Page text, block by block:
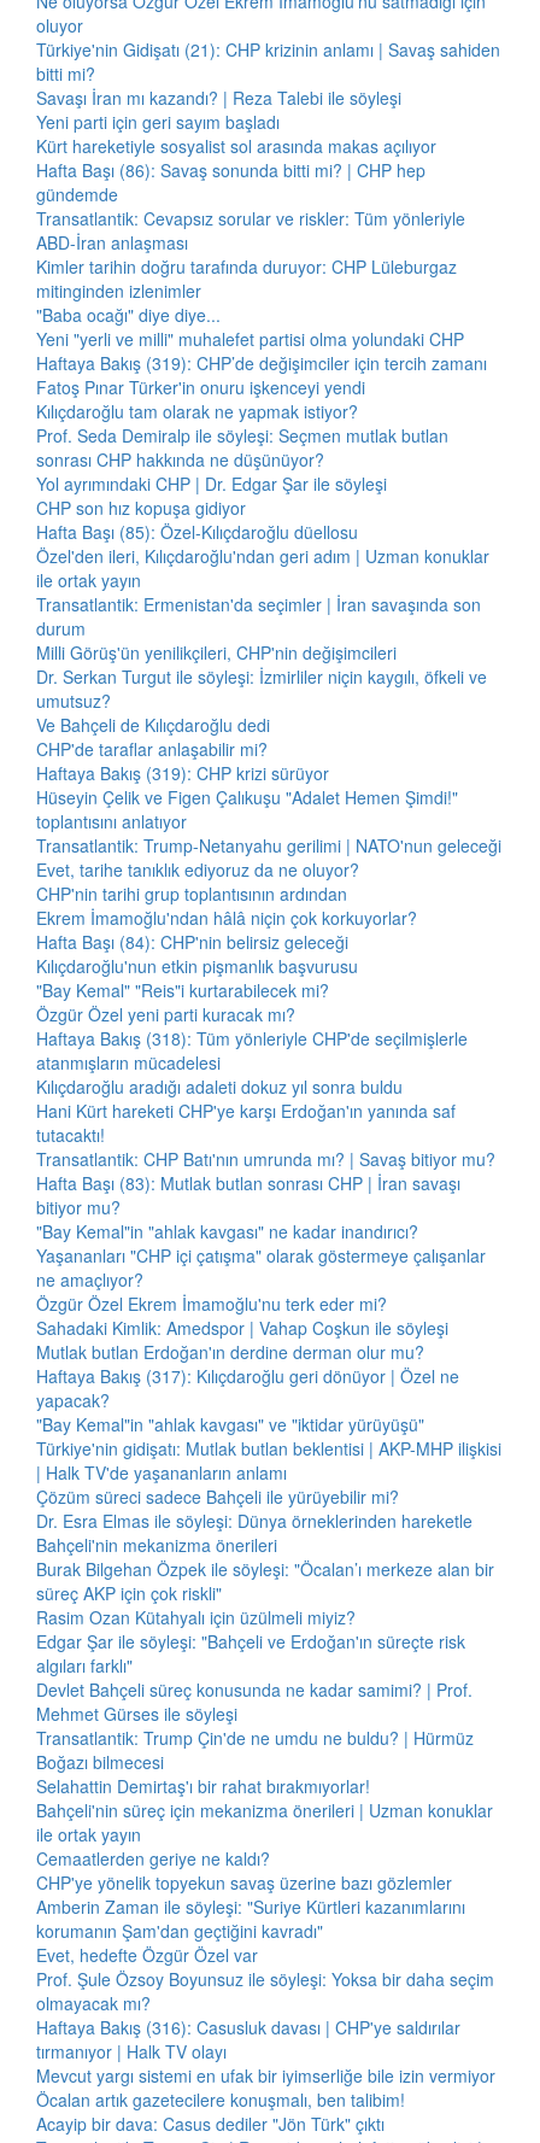
oluyor
Türkiye'nin Gidişatı (21): CHP krizinin anlamı | Savaş sahiden
bitti mi?
Savaşı İran mı kazandı? | Reza Talebi ile söyleşi
Yeni parti için geri sayım başladı
Kürt hareketiyle sosyalist sol arasında makas açılıyor
Hafta Başı (86): Savaş sonunda bitti mi? | CHP hep
gündemde
Transatlantik: Cevapsız sorular ve riskler: Tüm yönleriyle
ABD-İran anlaşması
Kimler tarihin doğru tarafında duruyor: CHP Lüleburgaz
mitinginden izlenimler
"Baba ocağı" diye diye...
Yeni "yerli ve milli" muhalefet partisi olma yolundaki CHP
Haftaya Bakış (319): CHP’de değişimciler için tercih zamanı
Fatoş Pınar Türker'in onuru işkenceyi yendi
Kılıçdaroğlu tam olarak ne yapmak istiyor?
Prof. Seda Demiralp ile söyleşi: Seçmen mutlak butlan
sonrası CHP hakkında ne düşünüyor?
Yol ayrımındaki CHP | Dr. Edgar Şar ile söyleşi
CHP son hız kopuşa gidiyor
Hafta Başı (85): Özel-Kılıçdaroğlu düellosu
Özel'den ileri, Kılıçdaroğlu'ndan geri adım | Uzman konuklar
ile ortak yayın
Transatlantik: Ermenistan'da seçimler | İran savaşında son
durum
Milli Görüş'ün yenilikçileri, CHP'nin değişimcileri
Dr. Serkan Turgut ile söyleşi: İzmirliler niçin kaygılı, öfkeli ve
umutsuz?
Ve Bahçeli de Kılıçdaroğlu dedi
CHP'de taraflar anlaşabilir mi?
Haftaya Bakış (319): CHP krizi sürüyor
Hüseyin Çelik ve Figen Çalıkuşu "Adalet Hemen Şimdi!"
toplantısını anlatıyor
Transatlantik: Trump-Netanyahu gerilimi | NATO'nun geleceği
Evet, tarihe tanıklık ediyoruz da ne oluyor?
CHP'nin tarihi grup toplantısının ardından
Ekrem İmamoğlu'ndan hâlâ niçin çok korkuyorlar?
Hafta Başı (84): CHP'nin belirsiz geleceği
Kılıçdaroğlu'nun etkin pişmanlık başvurusu
"Bay Kemal" "Reis"i kurtarabilecek mi?
Özgür Özel yeni parti kuracak mı?
Haftaya Bakış (318): Tüm yönleriyle CHP'de seçilmişlerle
atanmışların mücadelesi
Kılıçdaroğlu aradığı adaleti dokuz yıl sonra buldu
Hani Kürt hareketi CHP'ye karşı Erdoğan'ın yanında saf
tutacaktı!
Transatlantik: CHP Batı'nın umrunda mı? | Savaş bitiyor mu?
Hafta Başı (83): Mutlak butlan sonrası CHP | İran savaşı
bitiyor mu?
"Bay Kemal"in "ahlak kavgası" ne kadar inandırıcı?
Yaşananları "CHP içi çatışma" olarak göstermeye çalışanlar
ne amaçlıyor?
Özgür Özel Ekrem İmamoğlu'nu terk eder mi?
Sahadaki Kimlik: Amedspor | Vahap Coşkun ile söyleşi
Mutlak butlan Erdoğan'ın derdine derman olur mu?
Haftaya Bakış (317): Kılıçdaroğlu geri dönüyor | Özel ne
yapacak?
"Bay Kemal"in "ahlak kavgası" ve "iktidar yürüyüşü"
Türkiye'nin gidişatı: Mutlak butlan beklentisi | AKP-MHP ilişkisi
| Halk TV'de yaşananların anlamı
Çözüm süreci sadece Bahçeli ile yürüyebilir mi?
Dr. Esra Elmas ile söyleşi: Dünya örneklerinden hareketle
Bahçeli'nin mekanizma önerileri
Burak Bilgehan Özpek ile söyleşi: "Öcalan’ı merkeze alan bir
süreç AKP için çok riskli"
Rasim Ozan Kütahyalı için üzülmeli miyiz?
Edgar Şar ile söyleşi: "Bahçeli ve Erdoğan'ın süreçte risk
algıları farklı"
Devlet Bahçeli süreç konusunda ne kadar samimi? | Prof.
Mehmet Gürses ile söyleşi
Transatlantik: Trump Çin'de ne umdu ne buldu? | Hürmüz
Boğazı bilmecesi
Selahattin Demirtaş'ı bir rahat bırakmıyorlar!
Bahçeli'nin süreç için mekanizma önerileri | Uzman konuklar
ile ortak yayın
Cemaatlerden geriye ne kaldı?
CHP'ye yönelik topyekun savaş üzerine bazı gözlemler
Amberin Zaman ile söyleşi: "Suriye Kürtleri kazanımlarını
korumanın Şam'dan geçtiğini kavradı"
Evet, hedefte Özgür Özel var
Prof. Şule Özsoy Boyunsuz ile söyleşi: Yoksa bir daha seçim
olmayacak mı?
Haftaya Bakış (316): Casusluk davası | CHP'ye saldırılar
tırmanıyor | Halk TV olayı
Mevcut yargı sistemi en ufak bir iyimserliğe bile izin vermiyor
Öcalan artık gazetecilere konuşmalı, ben talibim!
Acayip bir dava: Casus dediler "Jön Türk" çıktı